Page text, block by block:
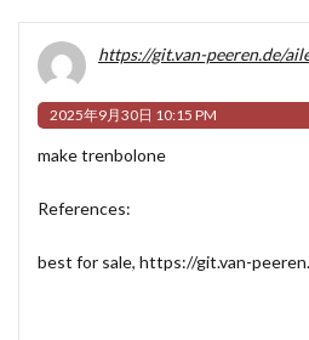
https://git.van-peeren.de/
2025年9月30日 10:15 PM
make trenbolone
References:
best for sale, https://git.van-